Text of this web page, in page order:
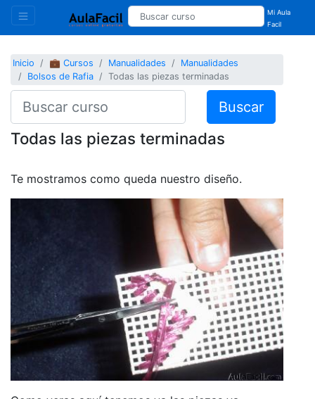
Mi Aula
Facil
Inicio 💼 Cursos Manualidades
Manualidades
Bolsos de Rafia
Todas las piezas terminadas
Buscar
Todas las piezas terminadas
Te mostramos como queda nuestro diseño.